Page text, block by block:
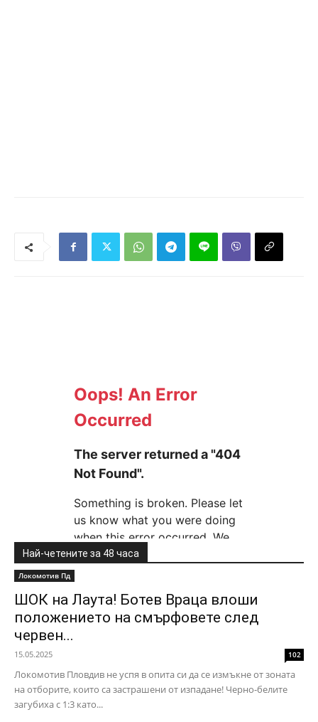
Най-четените за 48 часа
Локомотив Пд
ШОК на Лаута! Ботев Враца влоши
положението на смърфовете след
червен...
15.05.2025 102
Локомотив Пловдив не успя в опита си да се измъкне от зоната
на отборите, които са застрашени от изпадане! Черно-белите
загубиха с 1:3 като...